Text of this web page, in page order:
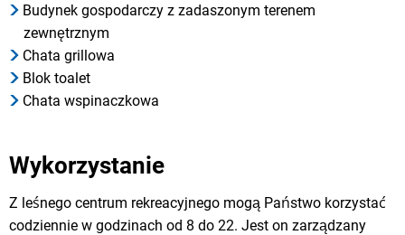
Budynek gospodarczy z zadaszonym terenem
zewnętrznym
Chata grillowa
Blok toalet
Chata wspinaczkowa
Wykorzystanie
Z leśnego centrum rekreacyjnego mogą Państwo korzystać
codziennie w godzinach od 8 do 22. Jest on zarządzany